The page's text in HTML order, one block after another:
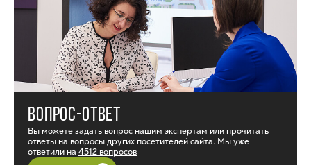
ВОПРОС-ОТВЕТ
Вы можете задать вопрос нашим экспертам или прочитать
ответы на вопросы других посетителей сайта. Мы уже
ответили на 4512 вопросов